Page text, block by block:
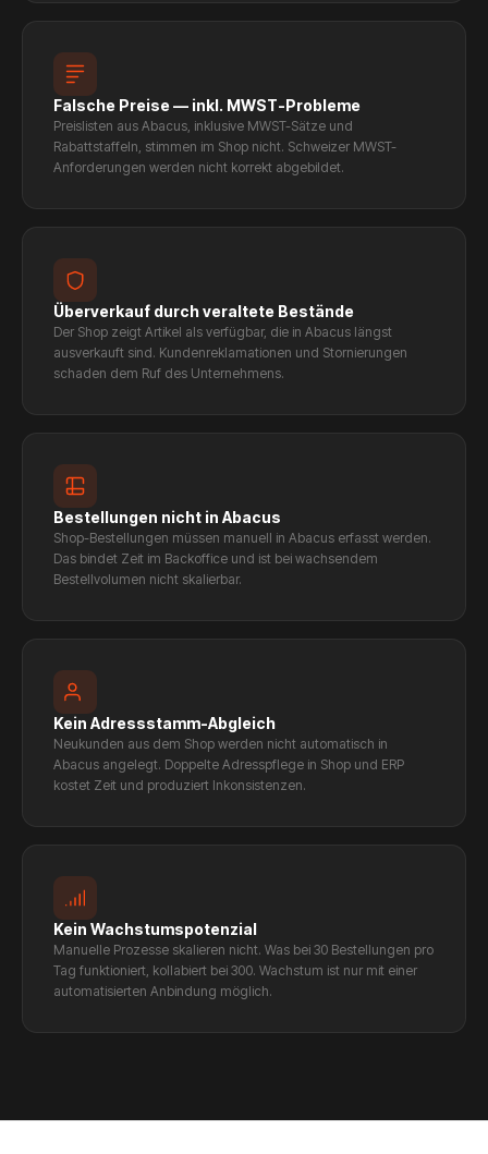
Falsche Preise — inkl. MWST-Probleme
Preislisten aus Abacus, inklusive MWST-Sätze und
Rabattstaffeln, stimmen im Shop nicht. Schweizer MWST-
Anforderungen werden nicht korrekt abgebildet.
Überverkauf durch veraltete Bestände
Der Shop zeigt Artikel als verfügbar, die in Abacus längst
ausverkauft sind. Kundenreklamationen und Stornierungen
schaden dem Ruf des Unternehmens.
Bestellungen nicht in Abacus
Shop-Bestellungen müssen manuell in Abacus erfasst werden.
Das bindet Zeit im Backoffice und ist bei wachsendem
Bestellvolumen nicht skalierbar.
Kein Adressstamm-Abgleich
Neukunden aus dem Shop werden nicht automatisch in
Abacus angelegt. Doppelte Adresspflege in Shop und ERP
kostet Zeit und produziert Inkonsistenzen.
Kein Wachstumspotenzial
Manuelle Prozesse skalieren nicht. Was bei 30 Bestellungen pro
Tag funktioniert, kollabiert bei 300. Wachstum ist nur mit einer
automatisierten Anbindung möglich.